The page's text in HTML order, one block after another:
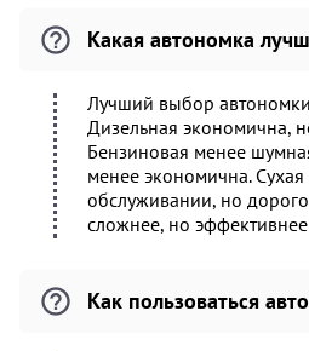
Какая автономка
Лучший выбор автономки
Дизельная экономична,
Бензиновая менее
менее экономична. Сухая
обслуживании, но
сложнее, но
Как пользоваться